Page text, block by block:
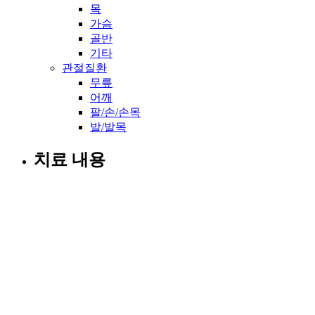
목
가슴
골반
기타
관절질환
무릎
어깨
팔/손/손목
발/발목
치료 내용